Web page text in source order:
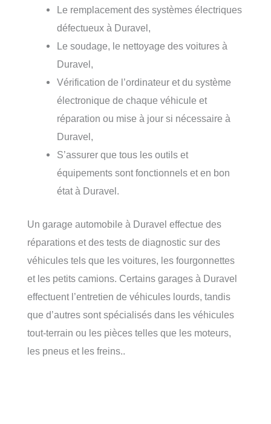
Le remplacement des systèmes électriques
défectueux à Duravel,
Le soudage, le nettoyage des voitures à
Duravel,
Vérification de l’ordinateur et du système
électronique de chaque véhicule et
réparation ou mise à jour si nécessaire à
Duravel,
S’assurer que tous les outils et
équipements sont fonctionnels et en bon
état à Duravel.
Un garage automobile à Duravel effectue des
réparations et des tests de diagnostic sur des
véhicules tels que les voitures, les fourgonnettes
et les petits camions. Certains garages à Duravel
effectuent l’entretien de véhicules lourds, tandis
que d’autres sont spécialisés dans les véhicules
tout-terrain ou les pièces telles que les moteurs,
les pneus et les freins..